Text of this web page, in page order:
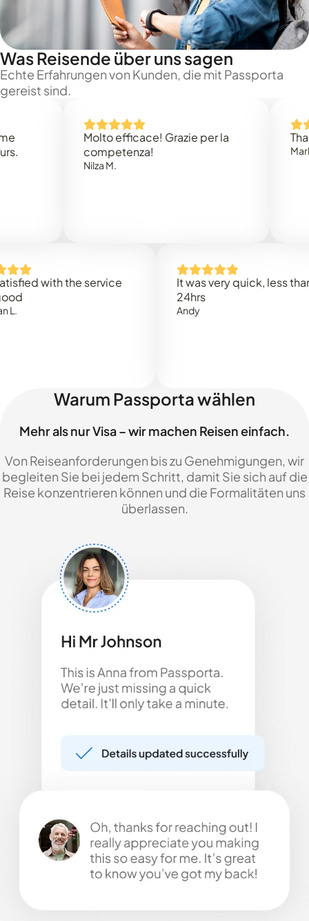
Was Reisende über uns sagen
Echte Erfahrungen von Kunden, die mit Passporta
gereist sind.
Molto efficace! Grazie per la
competenza!
Thank
Mark N.
with the service
It was very quick, less than
Warum Passporta wählen
Mehr als nur Visa – wir machen Reisen einfach.
Von Reiseanforderungen bis zu Genehmigungen, wir
begleiten Sie bei jedem Schritt, damit Sie sich auf die
Reise konzentrieren können und die Formalitäten uns
überlassen.